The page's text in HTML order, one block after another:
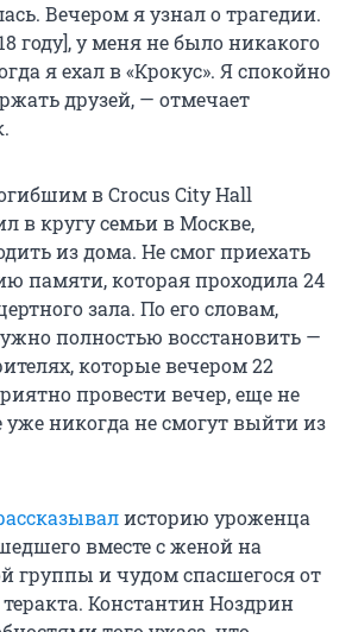
Вечером я узнал о трагедии.
году], у меня не было никакого
я ехал в «Крокус». Я спокойно
друзей, — отмечает
в Crocus City Hall
в кругу семьи в Москве,
из дома. Не смог приехать
памяти, которая проходила 24
зала. По его словам,
полностью восстановить —
которые вечером 22
провести вечер, еще не
уже никогда не смогут выйти из
историю уроженца
вместе с женой на
группы и чудом спасшегося от
Константин Ноздрин